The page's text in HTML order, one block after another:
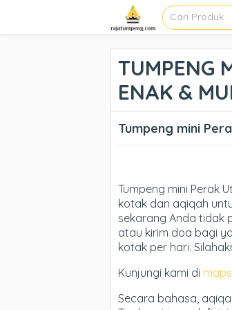
TUMPENG
ENAK &
Tumpeng mini
Tumpeng mini Perak
kotak dan aqiqah
sekarang Anda tidak
atau kirim doa bagi
kotak per hari.
Kunjungi kami di
Secara bahasa,